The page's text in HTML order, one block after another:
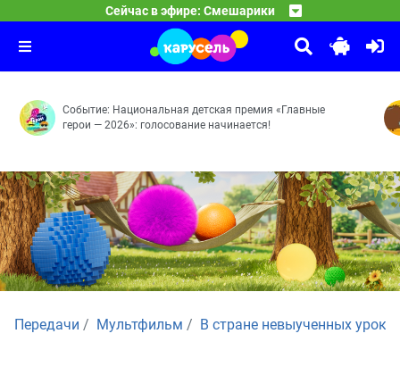
Сейчас в эфире: Смешарики
Смешарики
Бойкот — Невидимка — Сувенир — Фанерное солнце
10 ЛЕТ ВОЛШЕБСТВА. Сказочный патруль
Часовых дел мастерица — Доспехи богатыря — Баю-
Событие: Национальная детская премия «Главные
герои — 2026»: голосование начинается!
Передачи Мультфильм В стране невыученных